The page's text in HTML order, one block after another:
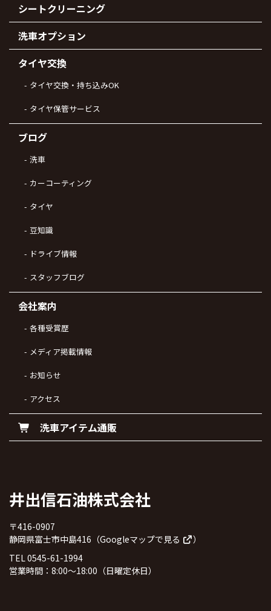
シートクリーニング
洗車オプション
タイヤ交換
タイヤ交換・持ち込みOK
タイヤ保管サービス
ブログ
洗車
カーコーティング
タイヤ
豆知識
ドライブ情報
スタッフブログ
会社案内
各種受賞歴
メディア掲載情報
お知らせ
アクセス
洗車アイテム通販
井出信石油株式会社
〒416-0907
静岡県富士市中島416（Googleマップで見る
）
TEL 0545-61-1994
営業時間：8:00～18:00（日曜定休日）